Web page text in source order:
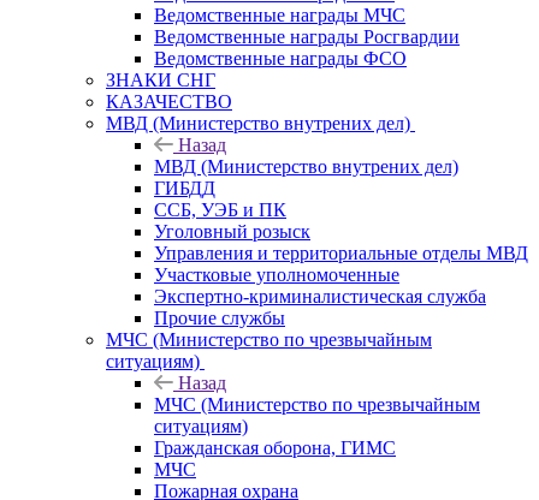
Ведомственные награды МЧС
Ведомственные награды Росгвардии
Ведомственные награды ФСО
ЗНАКИ СНГ
КАЗАЧЕСТВО
МВД (Министерство внутрених дел)
Назад
МВД (Министерство внутрених дел)
ГИБДД
ССБ, УЭБ и ПК
Уголовный розыск
Управления и территориальные отделы МВД
Участковые уполномоченные
Экспертно-криминалистическая служба
Прочие службы
МЧС (Министерство по чрезвычайным
ситуациям)
Назад
МЧС (Министерство по чрезвычайным
ситуациям)
Гражданская оборона, ГИМС
МЧС
Пожарная охрана